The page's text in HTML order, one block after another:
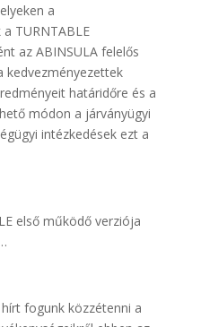
a
TURNTABLE
az ABINSULA felelős
kedvezményezettek
határidőre és a
módon a járványügyi
intézkedések ezt a
első működő verziója
fogunk közzétenni a